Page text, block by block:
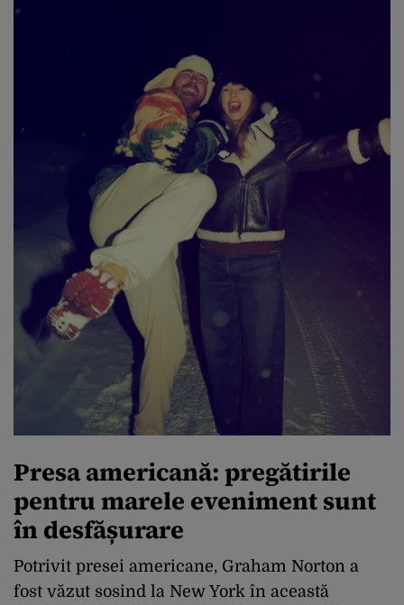
Presa americană: pregătirile
pentru marele eveniment sunt
în desfășurare
Potrivit presei americane, Graham Norton a
fost văzut sosind la New York în această